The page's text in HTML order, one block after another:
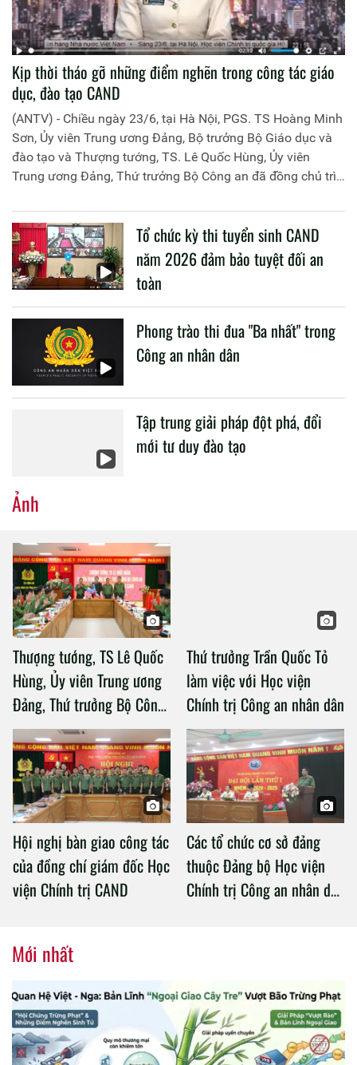
Kịp thời tháo gỡ những điểm nghẽn trong công tác giáo
dục, đào tạo CAND
(ANTV) - Chiều ngày 23/6, tại Hà Nội, PGS. TS Hoàng Minh
Sơn, Ủy viên Trung ương Đảng, Bộ trưởng Bộ Giáo dục và
đào tạo và Thượng tướng, TS. Lê Quốc Hùng, Ủy viên
Trung ương Đảng, Thứ trưởng Bộ Công an đã đồng chủ trì
liên quan đến công tác giáo dục và đào tạo của lực lượng
CAND.
Tổ chức kỳ thi tuyển sinh CAND
năm 2026 đảm bảo tuyệt đối an
toàn
Phong trào thi đua "Ba nhất" trong
Công an nhân dân
Tập trung giải pháp đột phá, đổi
mới tư duy đào tạo
Ảnh
Thượng tướng, TS Lê Quốc
Hùng, Ủy viên Trung ương
Đảng, Thứ trưởng Bộ Công
an làm việc với Học viện
Chính trị Công an nhân dân
Thứ trưởng Trần Quốc Tỏ
làm việc với Học viện
Chính trị Công an nhân dân
Hội nghị bàn giao công tác
của đồng chí giám đốc Học
viện Chính trị CAND
Các tổ chức cơ sở đảng
thuộc Đảng bộ Học viện
Chính trị Công an nhân dân
Mới nhất